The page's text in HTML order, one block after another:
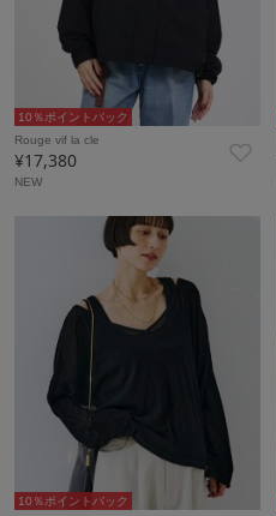
10％ポイントバック
Rouge vif la cle
¥17,380
NEW
10％ポイントバック